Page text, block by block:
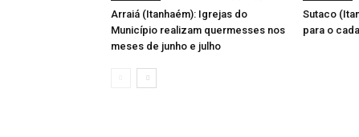
Arraiá (Itanhaém): Igrejas do
Município realizam quermesses nos
meses de junho e julho
Sutaco
para o